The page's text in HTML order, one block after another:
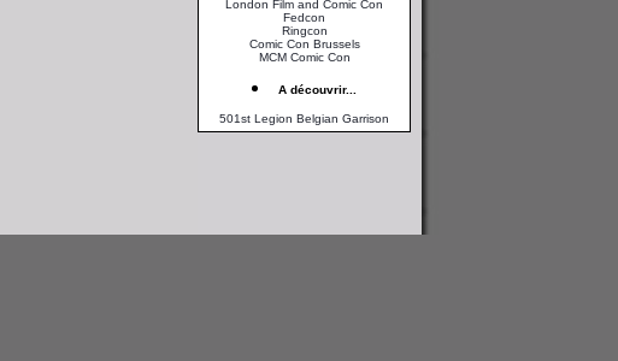
London Film and Comic Con
Fedcon
Ringcon
Comic Con Brussels
MCM Comic Con
A découvrir...
501st Legion Belgian Garrison